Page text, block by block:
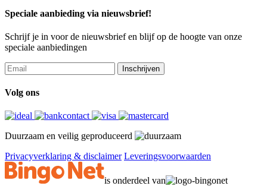
Speciale aanbieding via nieuwsbrief!
Schrijf je in voor de nieuwsbrief en blijf op de hoogte van onze
speciale aanbiedingen
Inschrijven
Volg ons
Duurzaam en veilig geproduceerd
Privacyverklaring & disclaimer Leveringsvoorwaarden
is onderdeel van